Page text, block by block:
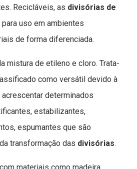
Recicláveis, as divisórias de
uso em ambientes
de forma diferenciada.
mistura de etileno e cloro. Trata-
como versátil devido à
determinados
estabilizantes,
espumantes que são
transformação das divisórias.